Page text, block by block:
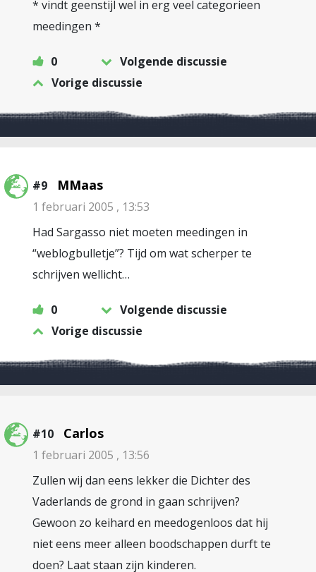
* vindt geenstijl wel in erg veel categorieen
meedingen *
0
Volgende discussie
Vorige discussie
#9 MMaas
1 februari 2005 , 13:53
Had Sargasso niet moeten meedingen in
“weblogbulletje”? Tijd om wat scherper te
schrijven wellicht…
0
Volgende discussie
Vorige discussie
#10 Carlos
1 februari 2005 , 13:56
Zullen wij dan eens lekker die Dichter des
Vaderlands de grond in gaan schrijven?
Gewoon zo keihard en meedogenloos dat hij
niet eens meer alleen boodschappen durft te
doen? Laat staan zijn kinderen.